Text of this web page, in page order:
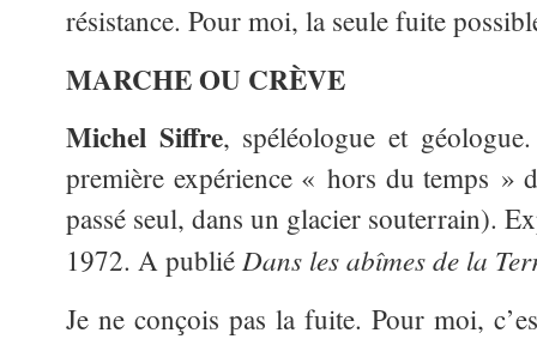
résistance. Pour moi, la seule fuite
MARCHE OU CRÈVE
Michel Siffre, spéléologue et
première expérience « hors du temps »
passé seul, dans un glacier souterrain).
1972. A publiéDans les abîmes de la
Je ne conçois pas la fuite. Pour moi,